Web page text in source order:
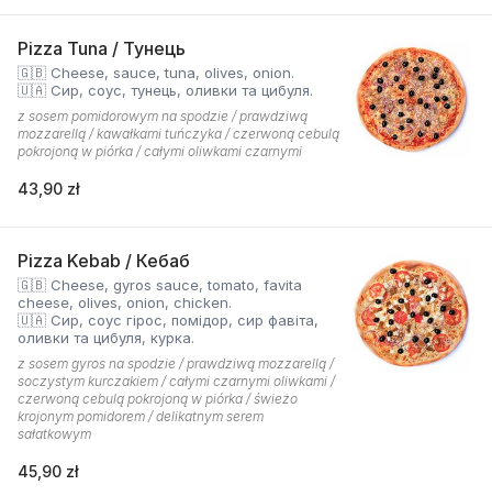
Pizza Tuna / Тунець
🇬🇧 Cheese, sauce, tuna, olives, onion.
🇺🇦 Сир, соус, тунець, оливки та цибуля.
z sosem pomidorowym na spodzie / prawdziwą
mozzarellą / kawałkami tuńczyka / czerwoną cebulą
pokrojoną w piórka / całymi oliwkami czarnymi
43,90 zł
Pizza Kebab / Кебаб
🇬🇧 Cheese, gyros sauce, tomato, favita
cheese, olives, onion, chicken.
🇺🇦 Сир, соус гірос, помідор, сир фавіта,
оливки та цибуля, курка.
z sosem gyros na spodzie / prawdziwą mozzarellą /
soczystym kurczakiem / całymi czarnymi oliwkami /
czerwoną cebulą pokrojoną w piórka / świeżo
krojonym pomidorem / delikatnym serem
sałatkowym
45,90 zł